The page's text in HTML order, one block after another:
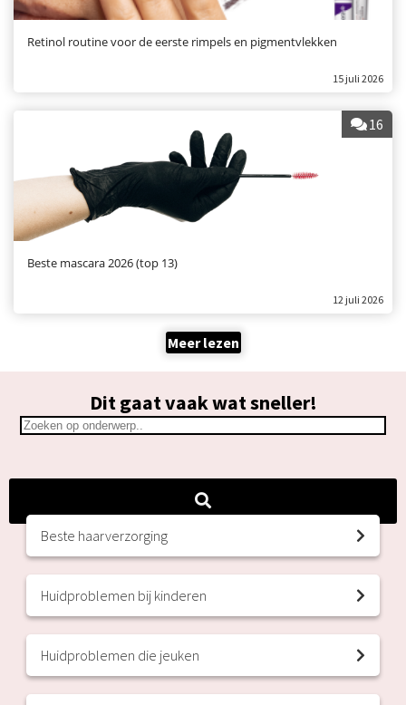
Retinol routine voor de eerste rimpels en pigmentvlekken
15 juli 2026
16
Beste mascara 2026 (top 13)
12 juli 2026
Meer lezen
Dit gaat vaak wat sneller!
Beste haarverzorging
Huidproblemen bij kinderen
Huidproblemen die jeuken